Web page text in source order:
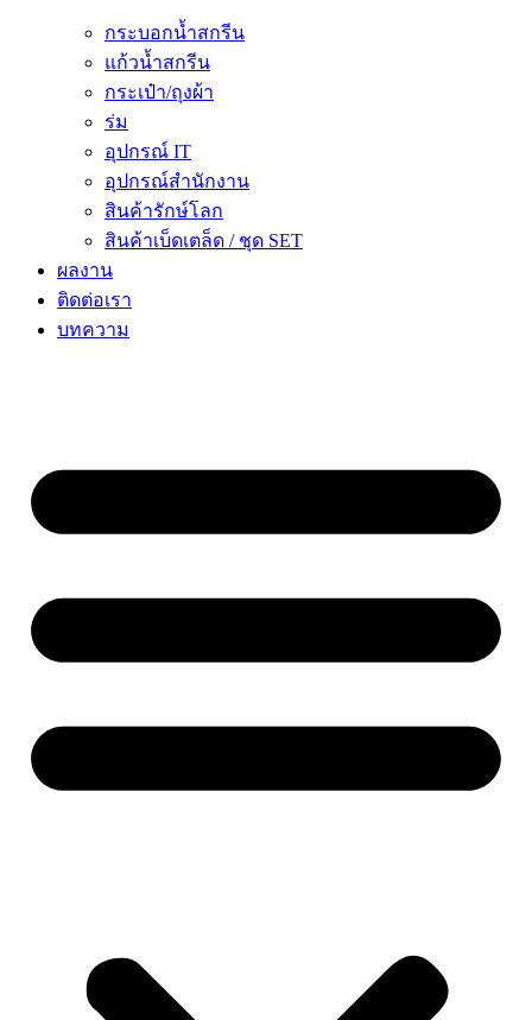
กระบอกน้ำสกรีน
แก้วน้ำสกรีน
กระเป๋า/ถุงผ้า
ร่ม
อุปกรณ์ IT
อุปกรณ์สำนักงาน
สินค้ารักษ์โลก
สินค้าเบ็ดเตล็ด / ชุด SET
ผลงาน
ติดต่อเรา
บทความ